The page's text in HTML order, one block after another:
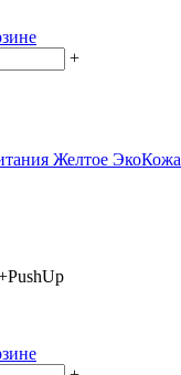
+
Желтое ЭкоКожа